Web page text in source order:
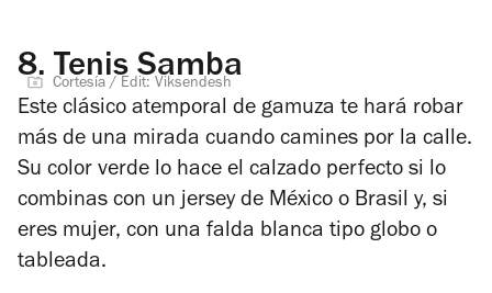
8. Tenis Samba
Cortesía / Edit: Viksendesh
Este clásico atemporal de gamuza te hará robar
más de una mirada cuando camines por la calle.
Su color verde lo hace el calzado perfecto si lo
combinas con un jersey de México o Brasil y, si
eres mujer, con una falda blanca tipo globo o
tableada.